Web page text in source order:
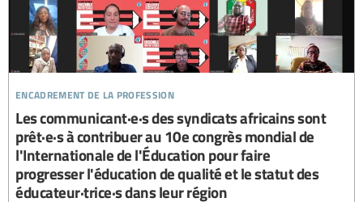
encadrement de la profession
Les communicant·e·s des syndicats africains sont
prêt·e·s à contribuer au 10e congrès mondial de
l'Internationale de l'Éducation pour faire
progresser l'éducation de qualité et le statut des
éducateur·trice·s dans leur région